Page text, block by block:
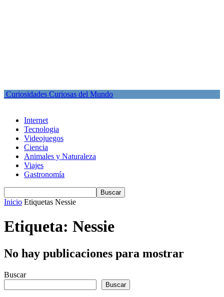
Curiosidades Curiosas del Mundo
Internet
Tecnologia
Videojuegos
Ciencia
Animales y Naturaleza
Viajes
Gastronomía
Inicio Etiquetas Nessie
Etiqueta: Nessie
No hay publicaciones para mostrar
Buscar
Buscar